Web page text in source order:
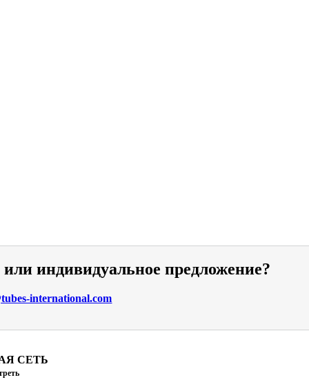
индивидуальное предложение?
international.com
СЕТЬ